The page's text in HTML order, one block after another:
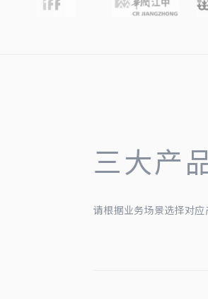
三大产
请根据业务场景选择对应